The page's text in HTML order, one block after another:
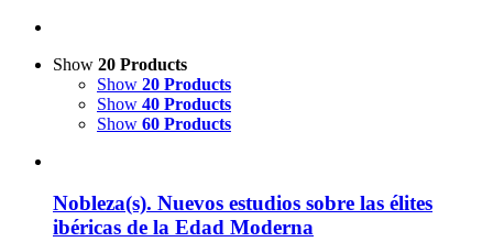
Show 20 Products
Show 20 Products
Show 40 Products
Show 60 Products
Nobleza(s). Nuevos estudios sobre las élites
ibéricas de la Edad Moderna